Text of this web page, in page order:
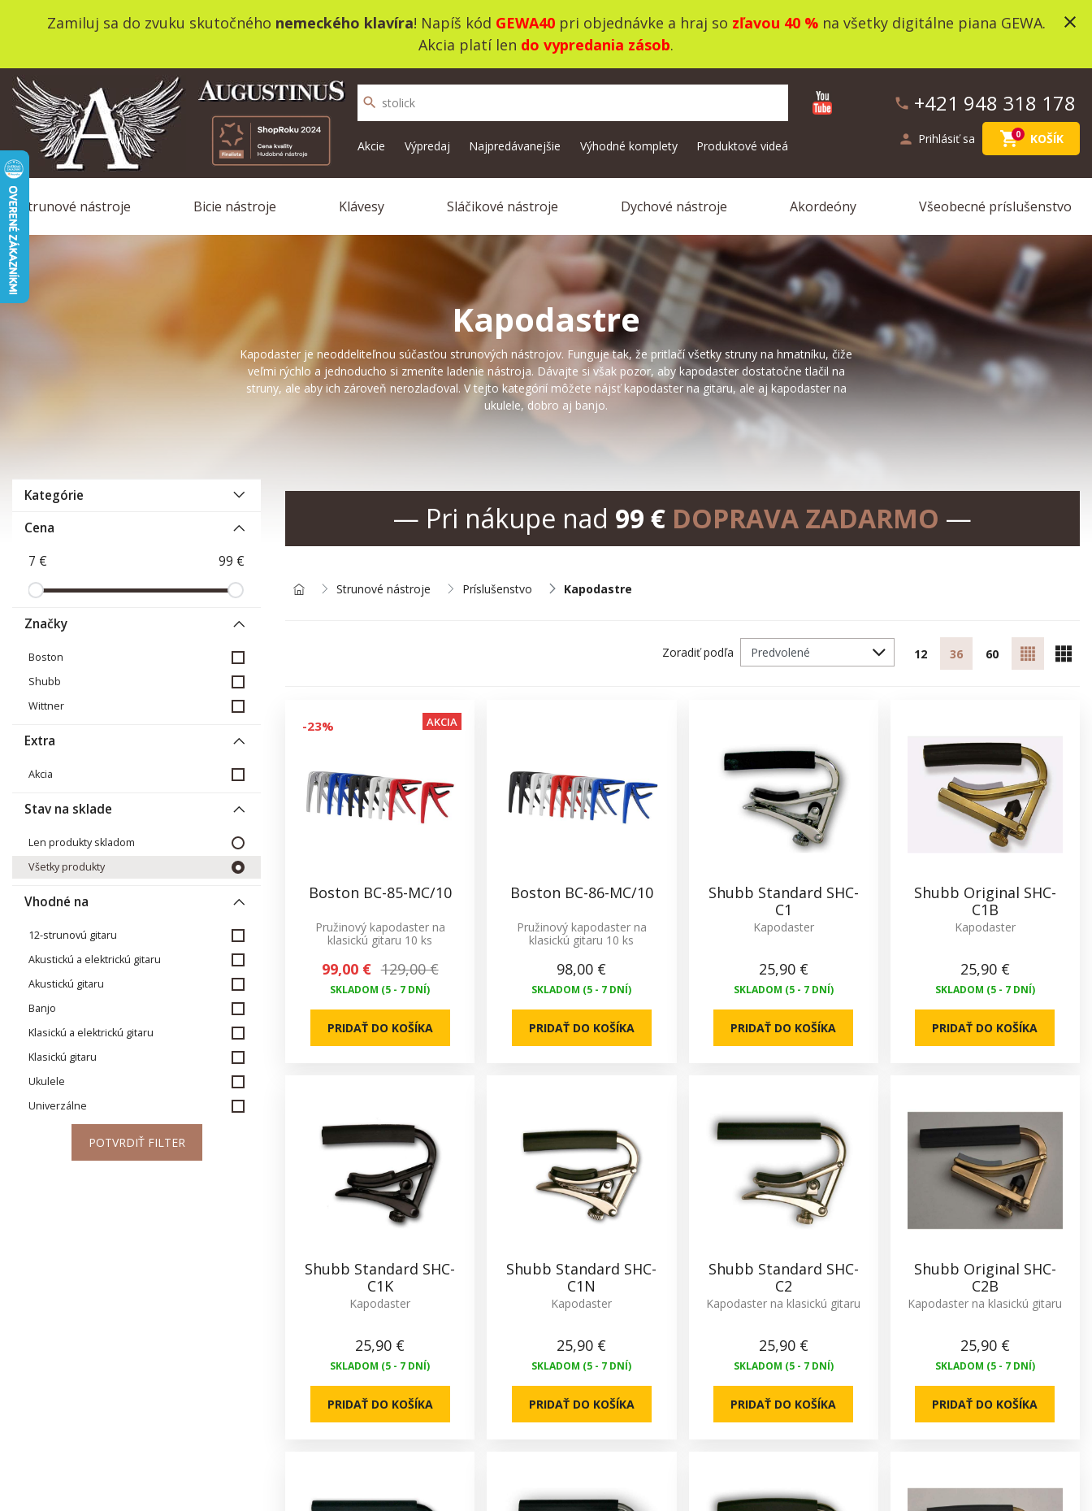
Zamiluj sa do zvuku skutočného nemeckého klavíra! Napíš kód GEWA40pri objednávke a hraj so zľavou 40 %na všetky digitálne piana GEWA.
Akcia platí len do vypredania zásob.
close
phone +421 948 318 178
person Prihlásiť sa shopping_cart0 KOŠÍK
search
Akcie Výpredaj Najpredávanejšie Výhodné komplety Produktové videá
Strunové nástroje Bicie nástroje Klávesy Sláčikové nástroje Dychové nástroje Akordeóny Všeobecné príslušenstvo
Kapodastre
Kapodaster je neoddeliteľnou súčasťou strunových nástrojov. Funguje tak, že pritlačí všetky struny na hmatníku, čiže
veľmi rýchlo a jednoducho si zmeníte ladenie nástroja. Dávajte si však pozor, aby kapodaster dostatočne tlačil na
struny, aleabyich zároveň nerozlaďoval. V tejto kategórií môžete nájsť kapodaster na gitaru, ale aj kapodaster na
ukulele, dobro aj banjo.
Kategórie
Cena
Značky
Boston
Shubb
Wittner
Extra
Akcia
Stav na sklade
Len produkty skladom
Všetky produkty
Vhodné na
12-strunovú gitaru
Akustickú a elektrickú gitaru
Akustickú gitaru
Banjo
Klasickú a elektrickú gitaru
Klasickú gitaru
Ukulele
Univerzálne
POTVRDIŤ FILTER
— Pri nákupe nad 99 € DOPRAVA ZADARMO —
Strunové nástroje Príslušenstvo Kapodastre
Zoradiť podľa 12 36 60
-23% AKCIA
Boston BC-85-MC/10
Pružinový kapodaster na
klasickú gitaru 10 ks
99,00 € 129,00 €
SKLADOM (5 - 7 DNÍ)
PRIDAŤ DO KOŠÍKA
Boston BC-86-MC/10
Pružinový kapodaster na
klasickú gitaru 10 ks
98,00 €
SKLADOM (5 - 7 DNÍ)
PRIDAŤ DO KOŠÍKA
Shubb Standard SHC-
C1
Kapodaster
25,90 €
SKLADOM (5 - 7 DNÍ)
PRIDAŤ DO KOŠÍKA
Shubb Original SHC-
C1B
Kapodaster
25,90 €
SKLADOM (5 - 7 DNÍ)
PRIDAŤ DO KOŠÍKA
Shubb Standard SHC-
C1K
Kapodaster
25,90 €
SKLADOM (5 - 7 DNÍ)
PRIDAŤ DO KOŠÍKA
Shubb Standard SHC-
C1N
Kapodaster
25,90 €
SKLADOM (5 - 7 DNÍ)
PRIDAŤ DO KOŠÍKA
Shubb Standard SHC-
C2
Kapodaster na klasickú gitaru
25,90 €
SKLADOM (5 - 7 DNÍ)
PRIDAŤ DO KOŠÍKA
Shubb Original SHC-
C2B
Kapodaster na klasickú gitaru
25,90 €
SKLADOM (5 - 7 DNÍ)
PRIDAŤ DO KOŠÍKA